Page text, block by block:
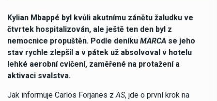
Kylian Mbappé byl kvůli akutnímu zánětu žaludku ve
čtvrtek hospitalizován, ale ještě ten den byl z
nemocnice propuštěn. Podle deníku MARCA se jeho
stav rychle zlepšil a v pátek už absolvoval v hotelu
lehké aerobní cvičení, zaměřené na protažení a
aktivaci svalstva.
Jak informuje Carlos Forjanes z AS, jde o první krok na